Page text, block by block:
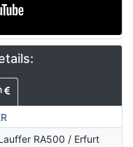
RA500 / Erfurt